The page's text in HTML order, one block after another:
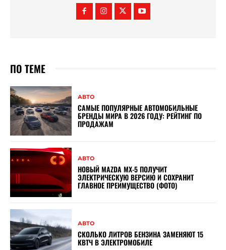
ПО ТЕМЕ
АВТО
САМЫЕ ПОПУЛЯРНЫЕ АВТОМОБИЛЬНЫЕ
БРЕНДЫ МИРА В 2026 ГОДУ: РЕЙТИНГ ПО
ПРОДАЖАМ
АВТО
НОВЫЙ MAZDA MX-5 ПОЛУЧИТ
ЭЛЕКТРИЧЕСКУЮ ВЕРСИЮ И СОХРАНИТ
ГЛАВНОЕ ПРЕИМУЩЕСТВО (ФОТО)
АВТО
СКОЛЬКО ЛИТРОВ БЕНЗИНА ЗАМЕНЯЮТ 15
КВТЧ В ЭЛЕКТРОМОБИЛЕ